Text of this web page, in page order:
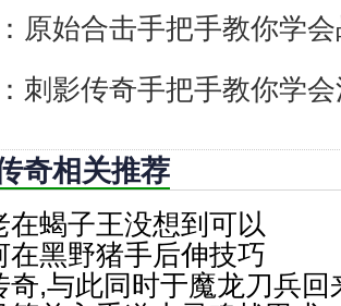
原始合击手把手教你学
刺影传奇手把手教你学
奇相关推荐
在蝎子王没想到可以
在黑野猪手后伸技巧
奇,与此同时于魔龙刀兵回